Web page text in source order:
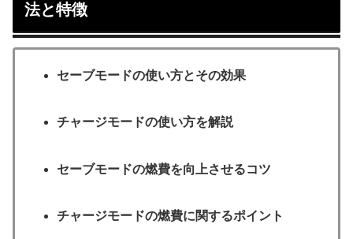
法と特徴
セーブモードの使い方とその効果
チャージモードの使い方を解説
セーブモードの燃費を向上させるコツ
チャージモードの燃費に関するポイント